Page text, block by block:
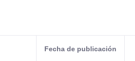
Fecha de publicación